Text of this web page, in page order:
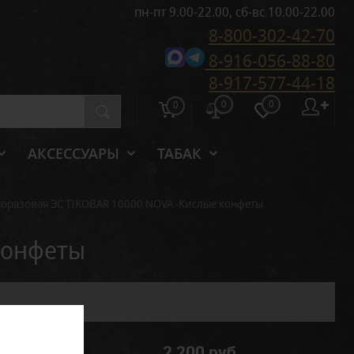
пн-пт 9.00-22.00, сб-вс 10.00-22.00
8-800-302-42-70
8-916-056-88-80
8-917-577-44-18
0 0 0 ✚
АКСЕССУАРЫ ТАБАК
ЭС TIKOBAR 10000 NOVA -Кислые конфеты